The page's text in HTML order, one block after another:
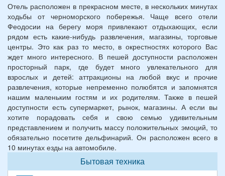
Отель расположен в прекрасном месте, в нескольких минутах
ходьбы от черноморского побережья. Чаще всего отели
Феодосии на берегу моря привлекают отдыхающих, если
рядом есть какие-нибудь развлечения, магазины, торговые
центры. Это как раз то место, в окрестностях которого Вас
ждет много интересного. В пешей доступности расположен
просторный парк, где будет много увлекательного для
взрослых и детей: аттракционы на любой вкус и прочие
развлечения, которые непременно полюбятся и запомнятся
нашим маленьким гостям и их родителям. Также в пешей
доступности есть супермаркет, рынок, магазины. А если вы
хотите порадовать себя и свою семью удивительным
представлением и получить массу положительных эмоций, то
обязательно посетите дельфинарий. Он расположен всего в
10 минутах езды на автомобиле.
Бытовая техника